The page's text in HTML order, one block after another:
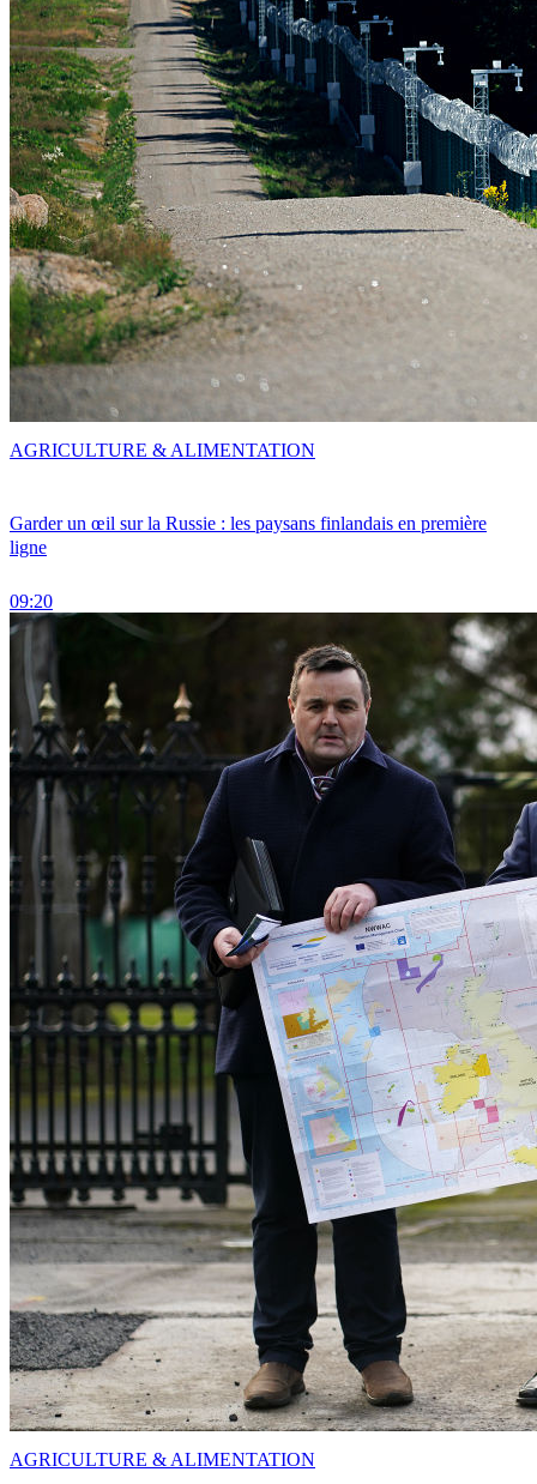
Garder un œil sur la Russie : les paysans finlandais en première
ligne
09:20
AGRICULTURE & ALIMENTATION
AGRICULTURE & ALIMENTATION